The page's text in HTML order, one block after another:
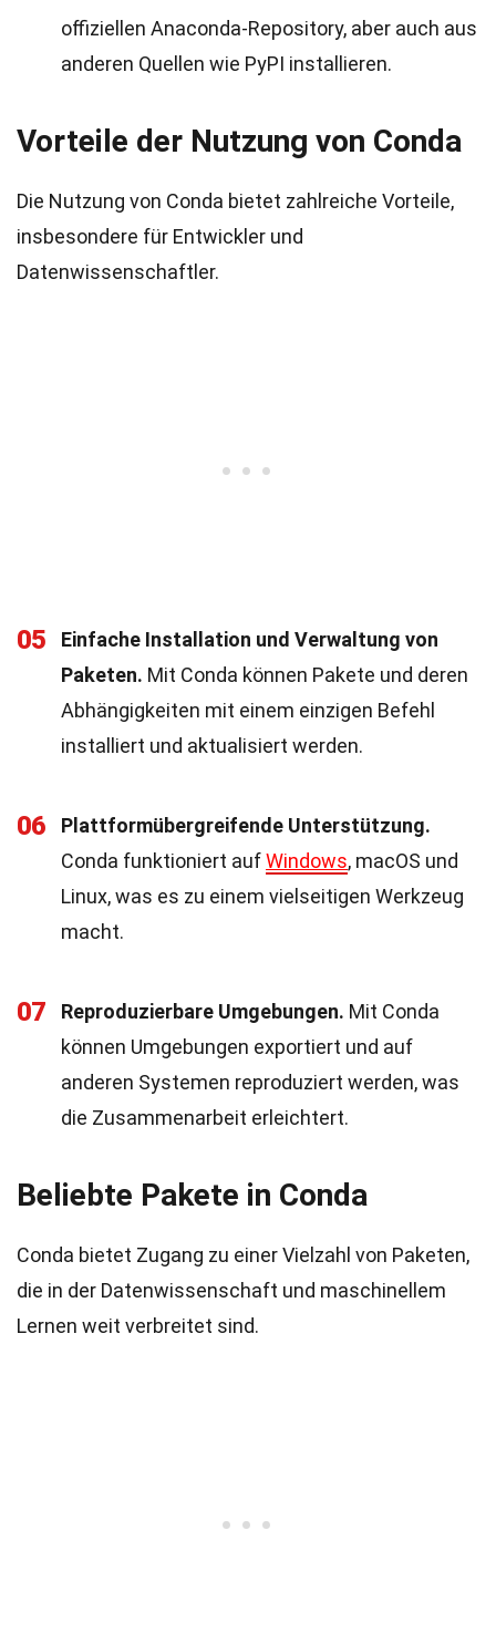
offiziellen Anaconda-Repository, aber auch aus
anderen Quellen wie PyPI installieren.
Vorteile der Nutzung von Conda
Die Nutzung von Conda bietet zahlreiche Vorteile,
insbesondere für Entwickler und
Datenwissenschaftler.
05
Einfache Installation und Verwaltung von
Paketen. Mit Conda können Pakete und deren
Abhängigkeiten mit einem einzigen Befehl
installiert und aktualisiert werden.
06
Plattformübergreifende Unterstützung.
Conda funktioniert aufWindows, macOS und
Linux, was es zu einem vielseitigen Werkzeug
macht.
07 Reproduzierbare Umgebungen. Mit Conda
können Umgebungen exportiert und auf
anderen Systemen reproduziert werden, was
die Zusammenarbeit erleichtert.
Beliebte Pakete in Conda
Conda bietet Zugang zu einer Vielzahl von Paketen,
die in der Datenwissenschaft und maschinellem
Lernen weit verbreitet sind.